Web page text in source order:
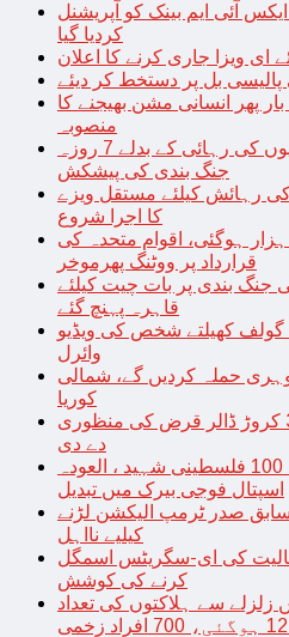
آئی ایم بینک کو آپریشنل
کردیا گیا
ای ویزا جاری کرنے کا اعلان
بل پر دستخط کر دیئے
پر ایک بار پھر انسانی مشن بھیجنے کا
منصوبہ
اسرائیل کی حماس کو 35 قیدیوں کی رہائی کے بدلے 7 روزہ
جنگ بندی کی پیشکش
رہائش کیلئے مستقل ویزے
کا اجرا شروع
غزہ؛ شہدا کی تعداد 20 ہزار ہوگئی، اقوام متحدہ کی
قرارداد پر ووٹنگ پھرموخر
جنگ بندی پر بات چیت کیلئے
قاہرہ پہنچ گئے
گولف کھیلتے شخص کی ویڈیو
وائرل
حملہ کردیں گے، شمالی
کوریا
ورلڈ بینک نے پاکستان کیلئے 35 کروڑ ڈالر قرض کی منظوری
دے دی
اسرائیلی بمباری سے مزید 100 فلسطینی شہید ، العودہ
اسپتال فوجی بیرک میں تبدیل
سابق صدر ٹرمپ الیکشن لڑنے
کیلیے نااہل
زائد مالیت کی ای-سگریٹس اسمگل
کرنے کی کوشش
سے ہلاکتوں کی تعداد
700 افراد زخمی